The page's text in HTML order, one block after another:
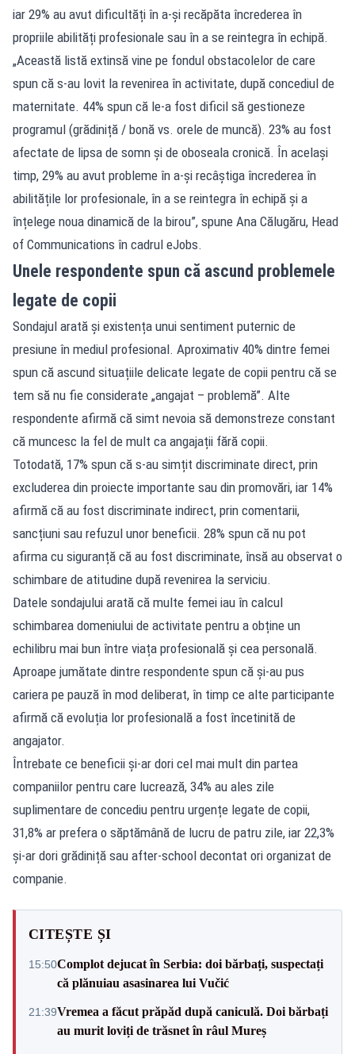
iar 29% au avut dificultăți în a-și recăpăta încrederea în
propriile abilități profesionale sau în a se reintegra în echipă.
„Această listă extinsă vine pe fondul obstacolelor de care
spun că s-au lovit la revenirea în activitate, după concediul de
maternitate. 44% spun că le-a fost dificil să gestioneze
programul (grădiniță / bonă vs. orele de muncă). 23% au fost
afectate de lipsa de somn și de oboseala cronică. În același
timp, 29% au avut probleme în a-și recâștiga încrederea în
abilitățile lor profesionale, în a se reintegra în echipă și a
înțelege noua dinamică de la birou”, spune Ana Călugăru, Head
of Communications în cadrul eJobs.
Unele respondente spun că ascund problemele
legate de copii
Sondajul arată și existența unui sentiment puternic de
presiune în mediul profesional. Aproximativ 40% dintre femei
spun că ascund situațiile delicate legate de copii pentru că se
tem să nu fie considerate „angajat – problemă”. Alte
respondente afirmă că simt nevoia să demonstreze constant
că muncesc la fel de mult ca angajații fără copii.
Totodată, 17% spun că s-au simțit discriminate direct, prin
excluderea din proiecte importante sau din promovări, iar 14%
afirmă că au fost discriminate indirect, prin comentarii,
sancțiuni sau refuzul unor beneficii. 28% spun că nu pot
afirma cu siguranță că au fost discriminate, însă au observat o
schimbare de atitudine după revenirea la serviciu.
Datele sondajului arată că multe femei iau în calcul
schimbarea domeniului de activitate pentru a obține un
echilibru mai bun între viața profesională și cea personală.
Aproape jumătate dintre respondente spun că și-au pus
cariera pe pauză în mod deliberat, în timp ce alte participante
afirmă că evoluția lor profesională a fost încetinită de
angajator.
Întrebate ce beneficii și-ar dori cel mai mult din partea
companiilor pentru care lucrează, 34% au ales zile
suplimentare de concediu pentru urgențe legate de copii,
31,8% ar prefera o săptămână de lucru de patru zile, iar 22,3%
și-ar dori grădiniță sau after-school decontat ori organizat de
companie.
CITEȘTE ȘI
15:50Complot dejucat în Serbia: doi bărbați, suspectați
că plănuiau asasinarea lui Vučić
21:39Vremea a făcut prăpăd după caniculă. Doi bărbați
au murit loviți de trăsnet în râul Mureș